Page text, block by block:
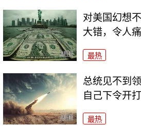
对美国幻想
大错，令人痛
最热
总统见不到
自己下令开打
最热